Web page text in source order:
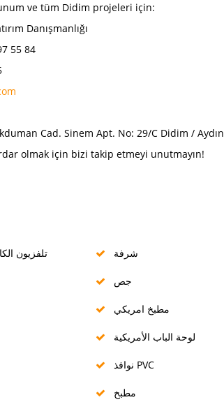
ve tüm Didim projeleri için:
Danışmanlığı
55 84
Cad. Sinem Apt. No: 29/C Didim / Aydın
olmak için bizi takip etmeyi unutmayın!
تلفزيون شرفة
جص
مطبخ امريكي
لوحة الباب الأمريكية
نوافذ PVC
مطبخ